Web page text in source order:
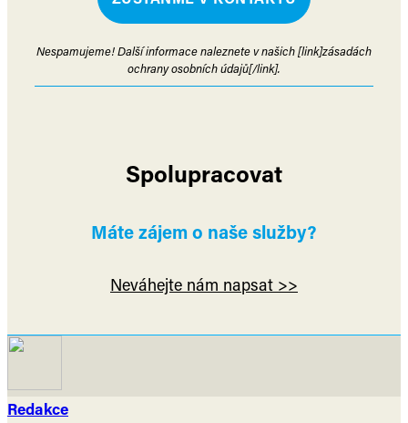
Nespamujeme! Další informace naleznete v našich [link]zásadách
ochrany osobních údajů[/link].
Spolupracovat
Máte zájem o naše služby?
Neváhejte nám napsat >>
Redakce